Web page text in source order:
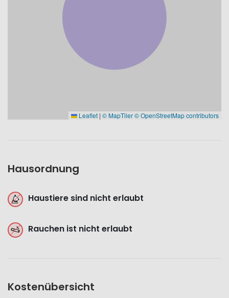
Leaflet | © MapTiler© OpenStreetMap contributors
Hausordnung
Haustiere sind nicht erlaubt
Rauchen ist nicht erlaubt
Kostenübersicht